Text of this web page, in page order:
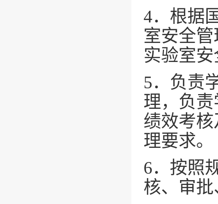
4．根据
室安全
实验室
5．负责
理，负
绩效考
理要求。
6．按照
核、审